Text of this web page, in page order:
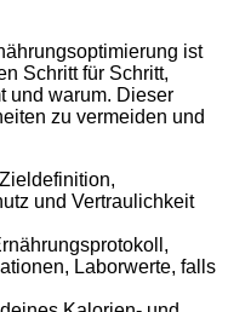
ist
Schritt für Schritt,
und warum. Dieser
zu vermeiden und
und Vertraulichkeit
Laborwerte, falls